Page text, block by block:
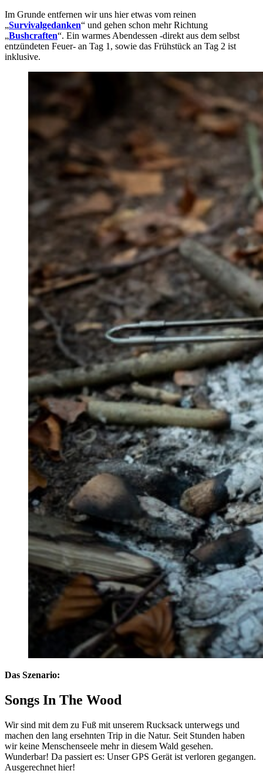
Im Grunde entfernen wir uns hier etwas vom reinen
„Survivalgedanken“ und gehen schon mehr Richtung
„Bushcraften“. Ein warmes Abendessen -direkt aus dem selbst
entzündeten Feuer- an Tag 1, sowie das Frühstück an Tag 2 ist
inklusive.
Das Szenario:
Songs In The Wood
Wir sind mit dem zu Fuß mit unserem Rucksack unterwegs und
machen den lang ersehnten Trip in die Natur. Seit Stunden haben
wir keine Menschenseele mehr in diesem Wald gesehen.
Wunderbar! Da passiert es: Unser GPS Gerät ist verloren gegangen.
Ausgerechnet hier!